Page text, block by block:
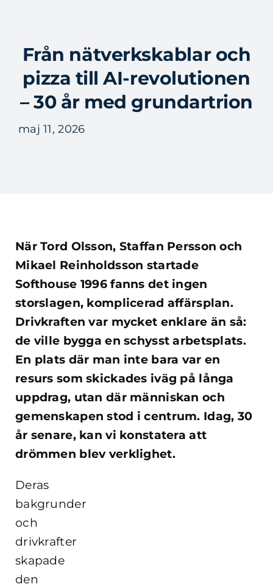
innehållet
Från nätverkskablar och
pizza till AI-revolutionen
– 30 år med grundartrion
maj 11, 2026
När Tord Olsson, Staffan Persson och
Mikael Reinholdsson startade
Softhouse 1996 fanns det ingen
storslagen, komplicerad affärsplan.
Drivkraften var mycket enklare än så:
de ville bygga en schysst arbetsplats.
En plats där man inte bara var en
resurs som skickades iväg på långa
uppdrag, utan där människan och
gemenskapen stod i centrum. Idag, 30
år senare, kan vi konstatera att
drömmen blev verklighet.
Deras
bakgrunder
och
drivkrafter
skapade
den